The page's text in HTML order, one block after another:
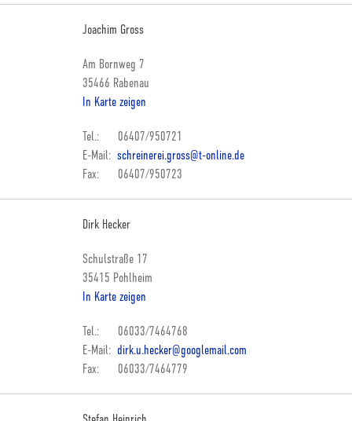
Joachim Gross
Am Bornweg 7
35466 Rabenau
In Karte zeigen
Tel.: 06407/950721
E-Mail: schreinerei.gross@t-online.de
Fax: 06407/950723
Dirk Hecker
Schulstraße 17
35415 Pohlheim
In Karte zeigen
Tel.: 06033/7464768
E-Mail: dirk.u.hecker@googlemail.com
Fax: 06033/7464779